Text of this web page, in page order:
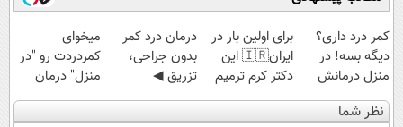
کمر درد داری؟
دیگه بسه! در
منزل درمانش
کن
(◀پرسش‌نامه)
برای اولین بار در
ایران🇮🇷 این
دکتر کرم ترمیم
کننده 23 روزه
ساخت!
درمان درد کمر
بدون جراحی،
تزریق ◀
پرسش‌نامه رو پر
کن ▶
میخوای
کمردردت رو "در
منزل" درمان
کنی؟ (◂فیلم +
◂پرسش‌نامه)
نظر شما